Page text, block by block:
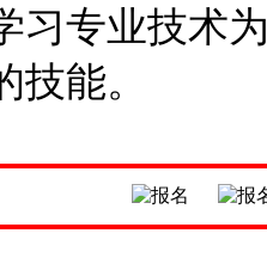
习专业技术
技能。